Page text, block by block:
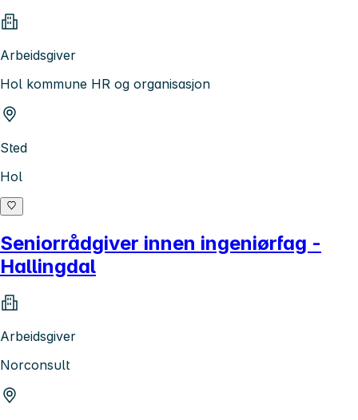
Arbeidsgiver
Hol kommune HR og organisasjon
Sted
Hol
Seniorrådgiver innen ingeniørfag -
Hallingdal
Arbeidsgiver
Norconsult